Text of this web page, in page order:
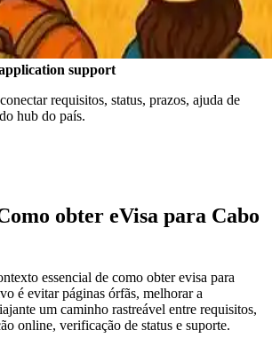
support
requisitos, status, prazos, ajuda de
hub do país.
obter eVisa para Cabo
essencial de como obter evisa para
é evitar páginas órfãs, melhorar a
um caminho rastreável entre requisitos,
online, verificação de status e suporte.